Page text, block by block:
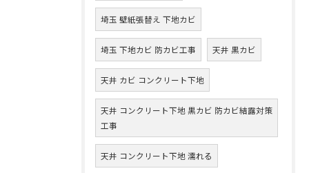
埼玉 壁紙張替え 下地カビ
埼玉 下地カビ 防カビ工事 天井 黒カビ
天井 カビ コンクリート下地
天井 コンクリート下地 黒カビ 防カビ結露対策
工事
天井 コンクリート下地 濡れる